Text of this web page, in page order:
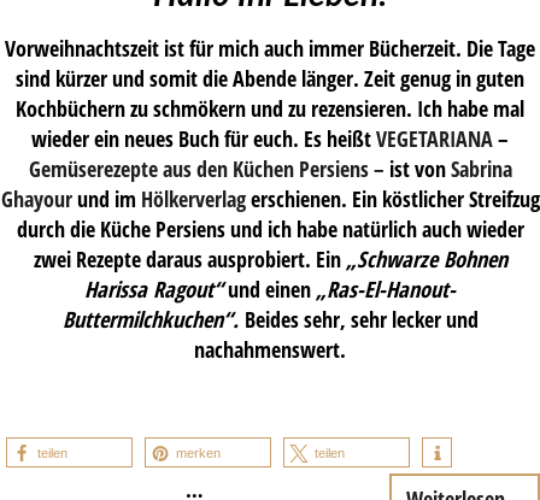
Vorweihnachtszeit ist für mich auch immer Bücherzeit. Die Tage
sind kürzer und somit die Abende länger. Zeit genug in guten
Kochbüchern zu schmökern und zu rezensieren. Ich habe mal
wieder ein neues Buch für euch. Es heißtVEGETARIANA–
Gemüserezepte aus den Küchen Persiens – ist vonSabrina
Ghayourund im Hölkerverlagerschienen. Ein köstlicher Streifzug
durch die Küche Persiens und ich habe natürlich auch wieder
zwei Rezepte daraus ausprobiert. Ein „Schwarze Bohnen
Harissa Ragout“und einen „Ras-El-Hanout-
Buttermilchkuchen“. Beides sehr, sehr lecker und
nachahmenswert.
teilen merken teilen
…